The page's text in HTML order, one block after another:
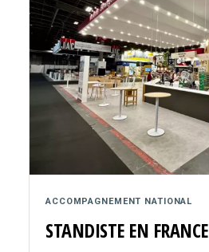
ACCOMPAGNEMENT NATIONAL
STANDISTE EN FRANCE